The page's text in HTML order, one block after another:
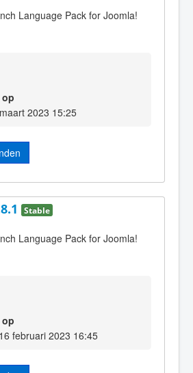
Language Pack for Joomla!
2023 15:25
Stable
Language Pack for Joomla!
februari 2023 16:45